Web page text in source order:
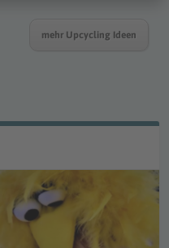
mehr Upcycling Ideen